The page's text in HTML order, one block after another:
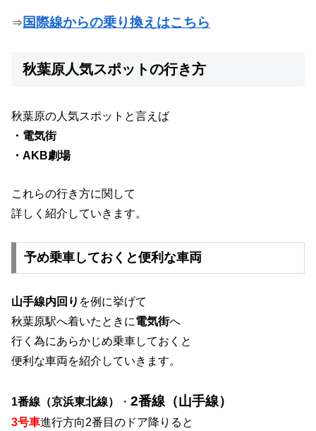
⇒ 国際線からの乗り換えはこちら
秋葉原人気スポットの行き方
秋葉原の人気スポットと言えば
・電気街
・AKB劇場
これらの行き方に関して
詳しく紹介していきます。
予め乗車しておくと便利な車両
山手線内回り を例に挙げて
秋葉原駅へ着いたときに電気街へ
行く為にあらかじめ乗車しておくと
便利な車両を紹介していきます。
1番線（京浜東北線） ・ 2番線（山手線）
3号車進行方向2番目のドア降りると